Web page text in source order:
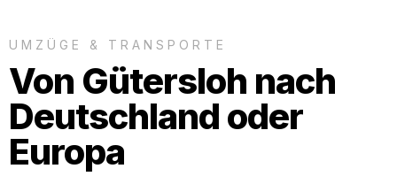
UMZÜGE & TRANSPORTE
Von Gütersloh nach
Deutschland oder
Europa